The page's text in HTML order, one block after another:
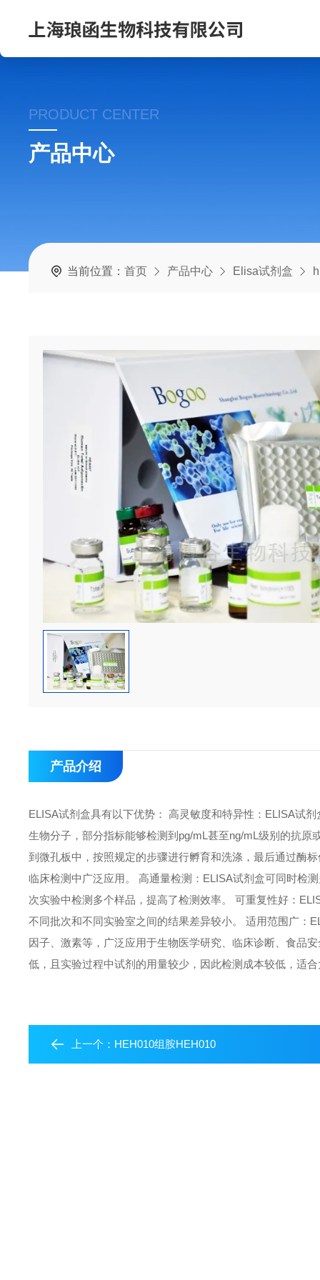
PRODUCT CENTER
产品中心
当前位置：首页 产品中心 Elisa试剂盒
产品介绍
ELISA试剂盒具有以下优势： 高灵敏度和特异性：ELISA试
生物分子，部分指标能够检测到pg/mL甚至ng/mL级别的抗
到微孔板中，按照规定的步骤进行孵育和洗涤，最后通过酶
临床检测中广泛应用。 高通量检测：ELISA试剂盒可同时检
次实验中检测多个样品，提高了检测效率。 可重复性好：
不同批次和不同实验室之间的结果差异较小。 适用范围广：
因子、激素等，广泛应用于生物医学研究、临床诊断、食品
低，且实验过程中试剂的用量较少，因此检测成本较低，适
上一个： HEH010组胺HEH010